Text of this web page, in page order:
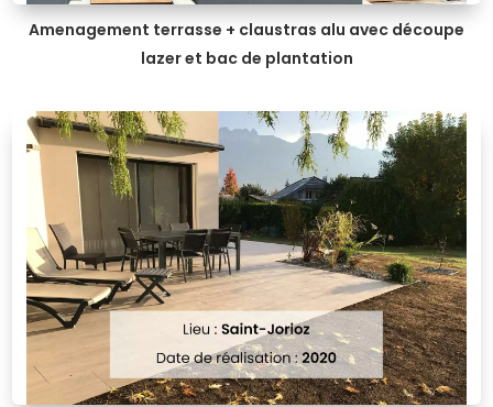
Amenagement terrasse + claustras alu avec découpe
lazer et bac de plantation